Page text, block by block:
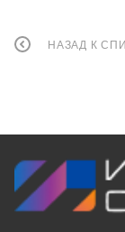
НАЗАД К